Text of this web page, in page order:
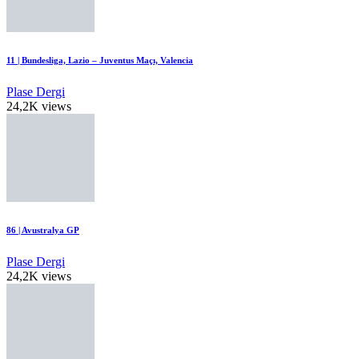
11 | Bundesliga, Lazio – Juventus Maçı, Valencia
Plase Dergi
24,2K views
86 | Avustralya GP
Plase Dergi
24,2K views